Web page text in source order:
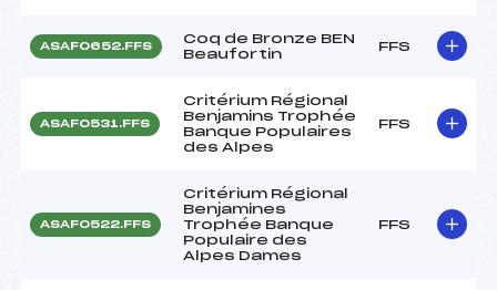
ASAF0652.FFS
Coq de Bronze BEN
Beaufortin
FFS
ASAF0531.FFS
Critérium Régional
Benjamins Trophée
Banque Populaires
des Alpes
FFS
ASAF0522.FFS
Critérium Régional
Benjamines
Trophée Banque
Populaire des
Alpes Dames
FFS